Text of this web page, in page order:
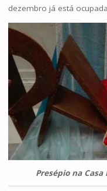
dezembro já está
Presépio na Casa